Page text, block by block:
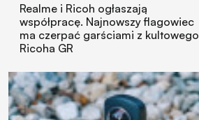
Realme i Ricoh ogłaszają
współpracę. Najnowszy flagowiec
ma czerpać garściami z kultowego
Ricoha GR